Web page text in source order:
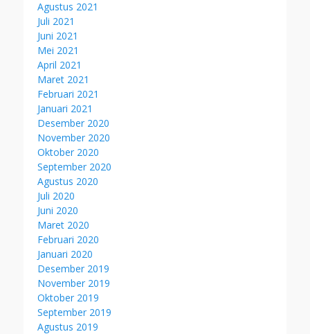
Agustus 2021
Juli 2021
Juni 2021
Mei 2021
April 2021
Maret 2021
Februari 2021
Januari 2021
Desember 2020
November 2020
Oktober 2020
September 2020
Agustus 2020
Juli 2020
Juni 2020
Maret 2020
Februari 2020
Januari 2020
Desember 2019
November 2019
Oktober 2019
September 2019
Agustus 2019